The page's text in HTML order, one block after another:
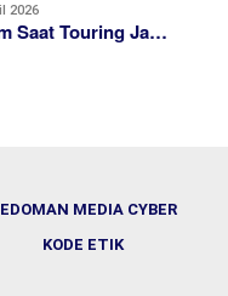
2026
Saat Touring Ja…
MEDIA CYBER
KODE ETIK